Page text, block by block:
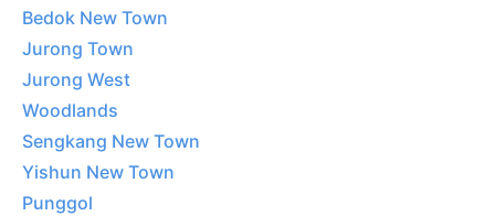
Bedok New Town
Jurong Town
Jurong West
Woodlands
Sengkang New Town
Yishun New Town
Punggol